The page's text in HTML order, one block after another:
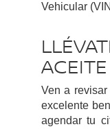
Vehicular
Ven a
excelente
agendar tu